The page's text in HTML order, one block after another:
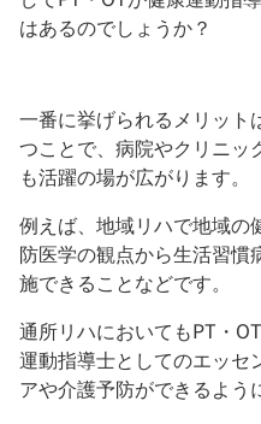
はあるのでしょうか？
一番に挙げられるメリット
つことで、病院やクリニッ
も活躍の場が広がります。
例えば、地域リハで地域の
防医学の観点から生活習慣
施できることなどです。
通所リハにおいてもPT・
運動指導士としてのエッセ
アや介護予防ができるよう